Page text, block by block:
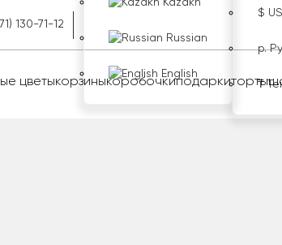
130-71-12
Kazakh
Russian
English
$
р.
₸
цветыкорзиныкоробочкиподаркиторты